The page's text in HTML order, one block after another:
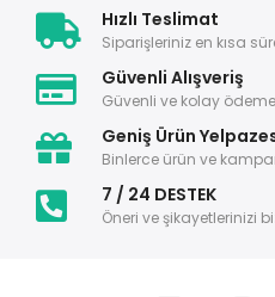
Hızlı Teslimat
Siparişleriniz en kısa
Güvenli Alışveriş
Güvenli ve kolay
Geniş Ürün
Binlerce ürün ve
7 / 24 DESTEK
Öneri ve şikayetlerinizi